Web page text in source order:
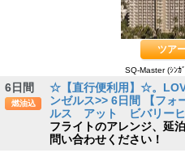
ツア
SQ-Master (ｼﾝｶ
6日間
燃油込
☆【直行便利用】☆。
ンゼルス>> 6日間 【フォ
ルス アット ビバリーヒ
フライトのアレンジ、延
問い合わせください！